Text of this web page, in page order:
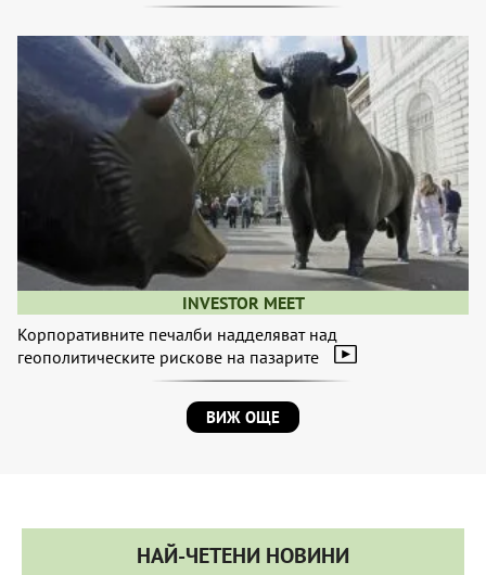
INVESTOR MEET
Корпоративните печалби надделяват над
геополитическите рискове на пазарите
ВИЖ ОЩЕ
НАЙ-ЧЕТЕНИ НОВИНИ